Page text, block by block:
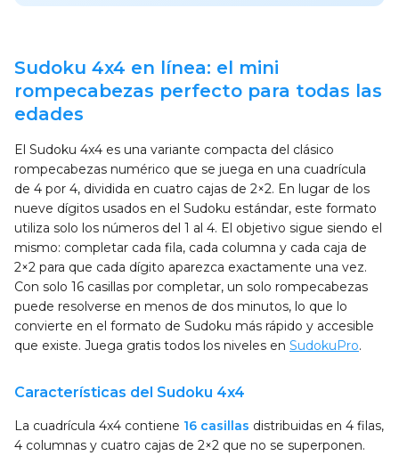
Sudoku 4x4 en línea: el mini
rompecabezas perfecto para todas las
edades
El Sudoku 4x4 es una variante compacta del clásico
rompecabezas numérico que se juega en una cuadrícula
de 4 por 4, dividida en cuatro cajas de 2×2. En lugar de los
nueve dígitos usados en el Sudoku estándar, este formato
utiliza solo los números del 1 al 4. El objetivo sigue siendo el
mismo: completar cada fila, cada columna y cada caja de
2×2 para que cada dígito aparezca exactamente una vez.
Con solo 16 casillas por completar, un solo rompecabezas
puede resolverse en menos de dos minutos, lo que lo
convierte en el formato de Sudoku más rápido y accesible
que existe. Juega gratis todos los niveles en SudokuPro.
Características del Sudoku 4x4
La cuadrícula 4x4 contiene 16 casillas distribuidas en 4 filas,
4 columnas y cuatro cajas de 2×2 que no se superponen.